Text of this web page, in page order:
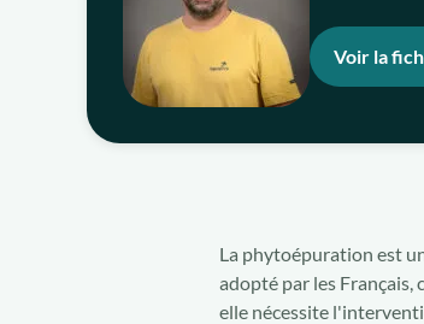
Voir la
La phytoépuration est
adopté par les
elle nécessite